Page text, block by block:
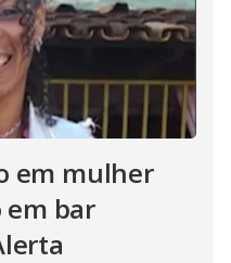
em mulher
em bar